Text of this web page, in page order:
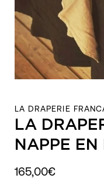
LA DRAPERIE
LA
NAPPE
165,00€